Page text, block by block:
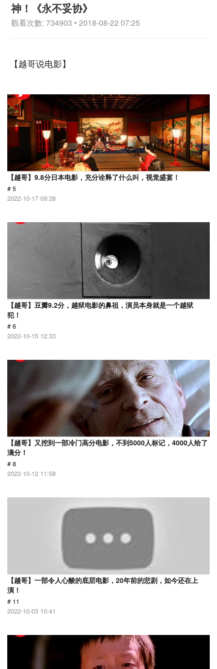
神！《永不妥协》
觀看次數: 734903 • 2018-08-22 07:25
【越哥说电影】
【越哥】9.8分日本电影，充分诠释了什么叫，视觉盛宴！
# 5
2022-10-17 09:28
【越哥】豆瓣9.2分，越狱电影的鼻祖，演员本身就是一个越狱
犯！
# 6
2022-10-15 12:33
【越哥】又挖到一部冷门高分电影，不到5000人标记，4000人给了
满分！
# 8
2022-10-12 11:58
【越哥】一部令人心酸的底层电影，20年前的悲剧，如今还在上
演！
# 11
2022-10-03 10:41